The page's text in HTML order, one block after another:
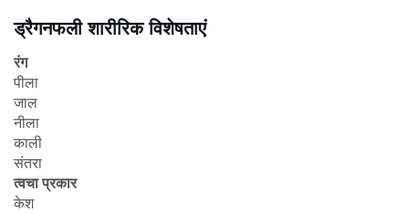
ड्रैगनफली शारीरिक विशेषताएं
रंग
पीला
जाल
नीला
काली
संतरा
त्वचा प्रकार
केश